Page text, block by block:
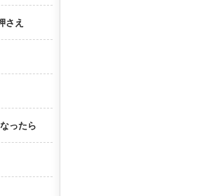
さえ
ったら